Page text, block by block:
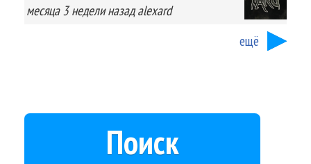
месяца 3 неделиназад alexard
ещё
Поиск